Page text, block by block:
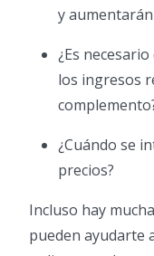
y
¿Es
los ingresos
¿Cuándo se
precios?
Incluso hay
pueden ayudarte